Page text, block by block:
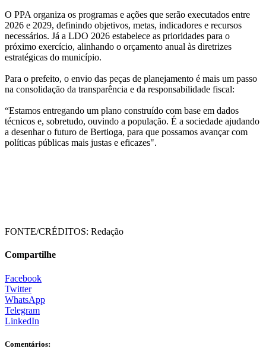
O PPA organiza os programas e ações que serão executados entre
2026 e 2029, definindo objetivos, metas, indicadores e recursos
necessários. Já a LDO 2026 estabelece as prioridades para o
próximo exercício, alinhando o orçamento anual às diretrizes
estratégicas do município.
Para o prefeito, o envio das peças de planejamento é mais um passo
na consolidação da transparência e da responsabilidade fiscal:
“Estamos entregando um plano construído com base em dados
técnicos e, sobretudo, ouvindo a população. É a sociedade ajudando
a desenhar o futuro de Bertioga, para que possamos avançar com
políticas públicas mais justas e eficazes".
FONTE/CRÉDITOS: Redação
Compartilhe
Facebook
Twitter
WhatsApp
Telegram
LinkedIn
Comentários: